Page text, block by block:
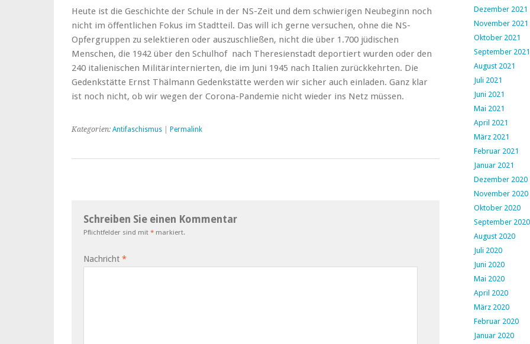
Heute ist die Geschichte der Schule in der NS-Zeit und dem schwierigen Neubeginn noch
nicht im öffentlichen Fokus im Stadtteil. Das will ich gerne versuchen, ohne die NS-
Opfergruppen zu selektieren oder auszuschließen, nicht die über 1.700 jüdischen
Menschen, die 1942 über den Schulhof nach Theresienstadt deportiert wurden oder den
240 italienischen Militärinternierten, die im Juni 1945 nach Italien zurückkehrten. Die
Gedenkstätte Ernst Thälmann Gedenkstätte werden wir sicher auch einladen. Ganz klar
ist noch nicht, ob wir wegen der Corona-Pandemie nicht wieder ins Netz müssen.
Kategorien: Antifaschismus Permalink
Schreiben Sie einen Kommentar
Pflichtfelder sind mit * markiert.
Nachricht *
Dezember 2021
November 2021
Oktober 2021
September 2021
August 2021
Juli 2021
Juni 2021
Mai 2021
April 2021
März 2021
Februar 2021
Januar 2021
Dezember 2020
November 2020
Oktober 2020
September 2020
August 2020
Juli 2020
Juni 2020
Mai 2020
April 2020
März 2020
Februar 2020
Januar 2020